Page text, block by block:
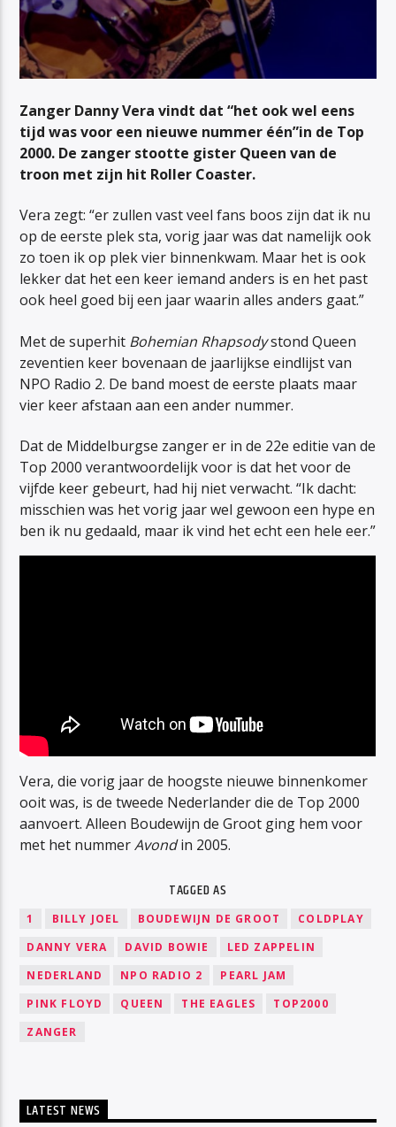
Zanger Danny Vera vindt dat “het ook wel eens
tijd was voor een nieuwe nummer één”in de Top
2000. De zanger stootte gister Queen van de
troon met zijn hit Roller Coaster.
Vera zegt: “er zullen vast veel fans boos zijn dat ik nu
op de eerste plek sta, vorig jaar was dat namelijk ook
zo toen ik op plek vier binnenkwam. Maar het is ook
lekker dat het een keer iemand anders is en het past
ook heel goed bij een jaar waarin alles anders gaat.”
Met de superhit Bohemian Rhapsodystond Queen
zeventien keer bovenaan de jaarlijkse eindlijst van
NPO Radio 2. De band moest de eerste plaats maar
vier keer afstaan aan een ander nummer.
Dat de Middelburgse zanger er in de 22e editie van de
Top 2000 verantwoordelijk voor is dat het voor de
vijfde keer gebeurt, had hij niet verwacht. “Ik dacht:
misschien was het vorig jaar wel gewoon een hype en
ben ik nu gedaald, maar ik vind het echt een hele eer.”
Vera, die vorig jaar de hoogste nieuwe binnenkomer
ooit was, is de tweede Nederlander die de Top 2000
aanvoert. Alleen Boudewijn de Groot ging hem voor
met het nummerAvondin 2005.
TAGGED AS
1 BILLY JOEL BOUDEWIJN DE GROOT
COLDPLAY
DANNY VERA
DAVID BOWIE
LED ZAPPELIN
NEDERLAND
NPO RADIO 2
PEARL JAM
PINK FLOYD
QUEEN THE EAGLES
TOP2000
ZANGER
LATEST NEWS